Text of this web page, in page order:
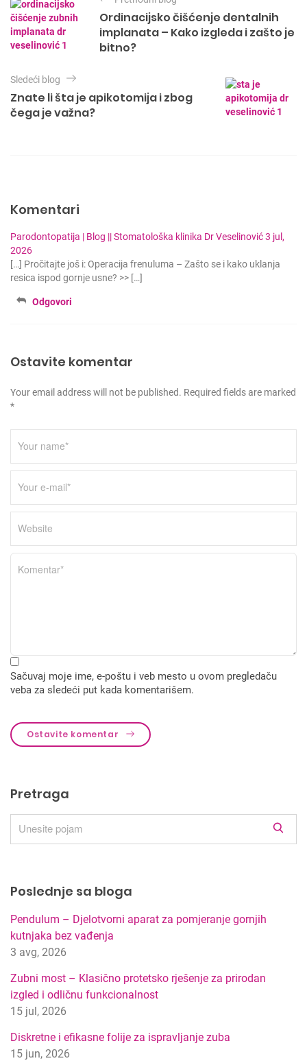
g
o
s
r
e
t
a
n
j
n
k
a
Ordinacijsko čišćenje dentalnih
implanata – Kako izgleda i zašto je
bitno?
Sledeći blog
Znate li šta je apikotomija i zbog
čega je važna?
Komentari
Parodontopatija | Blog || Stomatološka klinika Dr Veselinović3 jul,
2026
[…] Pročitajte još i: Operacija frenuluma – Zašto se i kako uklanja
resica ispod gornje usne? >> […]
Odgovori
Ostavite komentar
Your email address will not be published. Required fields are marked
*
Sačuvaj moje ime, e-poštu i veb mesto u ovom pregledaču
veba za sledeći put kada komentarišem.
Ostavite komentar
Pretraga
e
Poslednje sa bloga
Pendulum – Djelotvorni aparat za pomjeranje gornjih
kutnjaka bez vađenja
3 avg, 2026
Zubni most – Klasično protetsko rješenje za prirodan
izgled i odličnu funkcionalnost
15 jul, 2026
Diskretne i efikasne folije za ispravljanje zuba
15 jun, 2026